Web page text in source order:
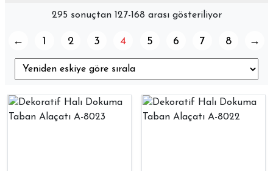
295 sonuçtan 127-168 arası gösteriliyor
← 1 2 3 4 5 6 7 8 →